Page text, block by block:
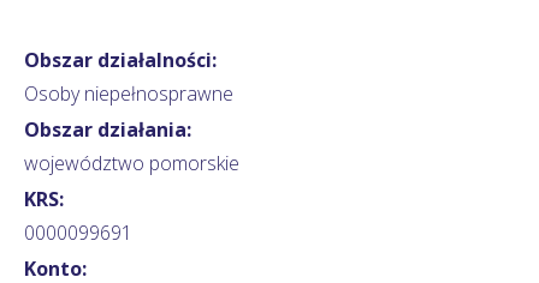
Obszar działalności:
Osoby niepełnosprawne
Obszar działania:
województwo pomorskie
KRS:
0000099691
Konto: